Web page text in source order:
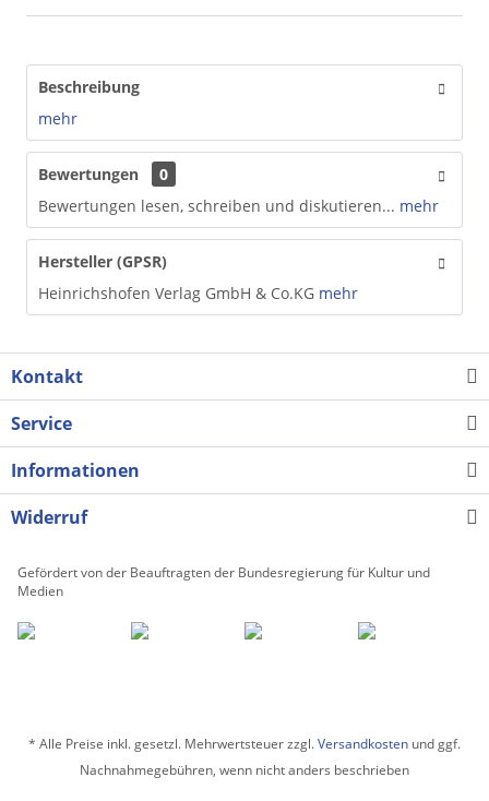
Beschreibung
mehr
Bewertungen
0
Bewertungen lesen, schreiben und diskutieren... mehr
Hersteller (GPSR)
Heinrichshofen Verlag GmbH & Co.KG mehr
Kontakt
Service
Informationen
Widerruf
Gefördert von der Beauftragten der Bundesregierung für Kultur und
Medien
* Alle Preise inkl. gesetzl. Mehrwertsteuer zzgl.Versandkosten und ggf.
Nachnahmegebühren, wenn nicht anders beschrieben